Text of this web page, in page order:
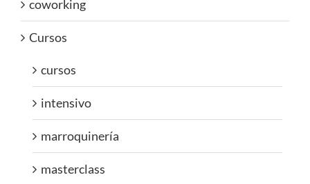
coworking
Cursos
cursos
intensivo
marroquinería
masterclass